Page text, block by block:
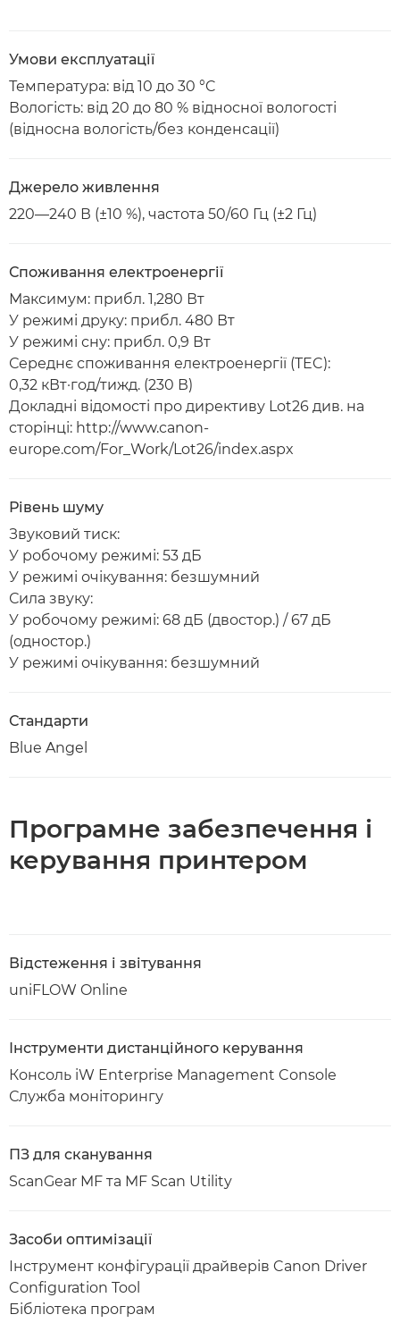
Умови експлуатації
Температура: від 10 до 30 °C
Вологість: від 20 до 80 % відносної вологості
(відносна вологість/без конденсації)
Джерело живлення
220—240 В (±10 %), частота 50/60 Гц (±2 Гц)
Споживання електроенергії
Максимум: прибл. 1,280 Вт
У режимі друку: прибл. 480 Вт
У режимі сну: прибл. 0,9 Вт
Середнє споживання електроенергії (TEC):
0,32 кВт·год/тижд. (230 В)
Докладні відомості про директиву Lot26 див. на
сторінці: http://www.canon-
europe.com/For_Work/Lot26/index.aspx
Рівень шуму
Звуковий тиск:
У робочому режимі: 53 дБ
У режимі очікування: безшумний
Сила звуку:
У робочому режимі: 68 дБ (двостор.) / 67 дБ
(одностор.)
У режимі очікування: безшумний
Стандарти
Blue Angel
Програмне забезпечення і
керування принтером
Відстеження і звітування
uniFLOW Online
Інструменти дистанційного керування
Консоль iW Enterprise Management Console
Служба моніторингу
ПЗ для сканування
ScanGear MF та MF Scan Utility
Засоби оптимізації
Інструмент конфігурації драйверів Canon Driver
Configuration Tool
Бібліотека програм